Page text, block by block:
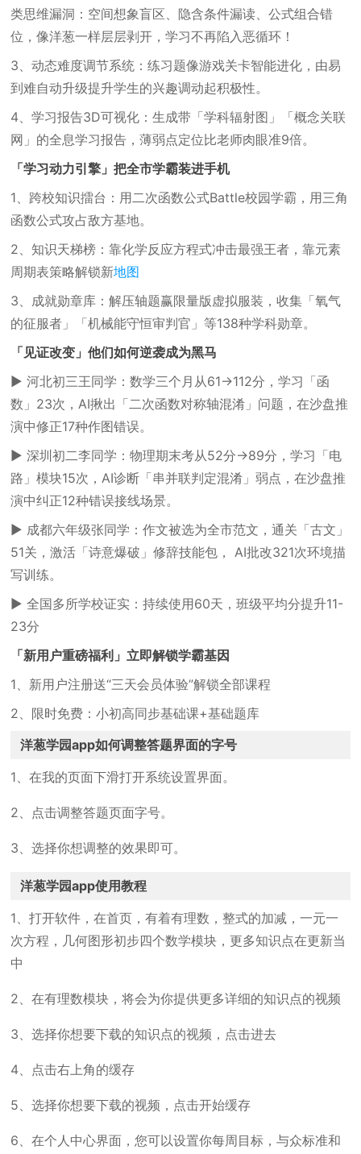
类思维漏洞：空间想象盲区、隐含条件漏读、公式组合错
位，像洋葱一样层层剥开，学习不再陷入恶循环！
3、动态难度调节系统：练习题像游戏关卡智能进化，由易
到难自动升级提升学生的兴趣调动起积极性。
4、学习报告3D可视化：生成带「学科辐射图」「概念关联
网」的全息学习报告，薄弱点定位比老师肉眼准9倍。
「学习动力引擎」把全市学霸装进手机
1、跨校知识擂台：用二次函数公式Battle校园学霸，用三角
函数公式攻占敌方基地。
2、知识天梯榜：靠化学反应方程式冲击最强王者，靠元素
周期表策略解锁新地图
3、成就勋章库：解压轴题赢限量版虚拟服装，收集「氧气
的征服者」「机械能守恒审判官」等138种学科勋章。
「见证改变」他们如何逆袭成为黑马
▶ 河北初三王同学：数学三个月从61→112分，学习「函
数」23次，AI揪出「二次函数对称轴混淆」问题，在沙盘推
演中修正17种作图错误。
▶ 深圳初二李同学：物理期末考从52分→89分，学习「电
路」模块15次，AI诊断「串并联判定混淆」弱点，在沙盘推
演中纠正12种错误接线场景。
▶ 成都六年级张同学：作文被选为全市范文，通关「古文」
51关，激活「诗意爆破」修辞技能包， AI批改321次环境描
写训练。
▶ 全国多所学校证实：持续使用60天，班级平均分提升11-
23分
「新用户重磅福利」立即解锁学霸基因
1、新用户注册送“三天会员体验”解锁全部课程
2、限时免费：小初高同步基础课+基础题库
洋葱学园app如何调整答题界面的字号
1、在我的页面下滑打开系统设置界面。
2、点击调整答题页面字号。
3、选择你想调整的效果即可。
洋葱学园app使用教程
1、打开软件，在首页，有着有理数，整式的加减，一元一
次方程，几何图形初步四个数学模块，更多知识点在更新当
中
2、在有理数模块，将会为你提供更多详细的知识点的视频
3、选择你想要下载的知识点的视频，点击进去
4、点击右上角的缓存
5、选择你想要下载的视频，点击开始缓存
6、在个人中心界面，您可以设置你每周目标，与众标准和